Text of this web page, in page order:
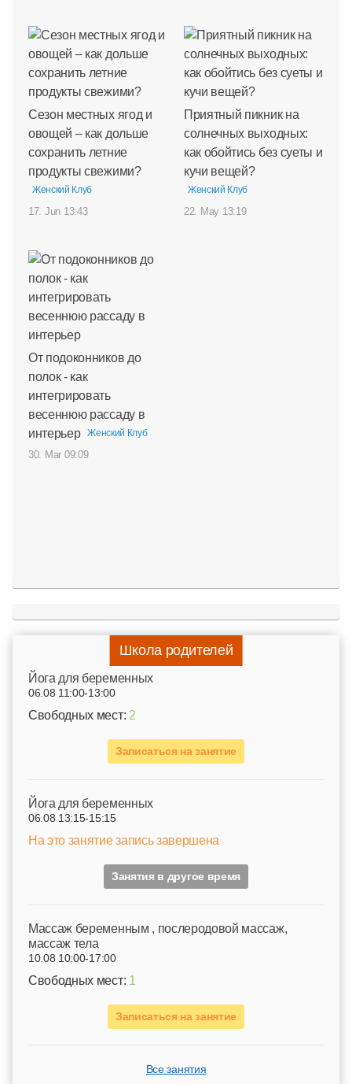
Сезон местных ягод и
овощей – как дольше
сохранить летние
продукты свежими?
Женский Клуб
17. Jun 13:43
Приятный пикник на
солнечных выходных:
как обойтись без суеты и
кучи вещей?
Женский Клуб
22. May 13:19
От подоконников до
полок - как
интегрировать
весеннюю рассаду в
интерьер
Женский Клуб
30. Mar 09:09
Школа родителей
Йога для беременных
06.08 11:00-13:00
Свободных мест: 2
Записаться на занятие
Йога для беременных
06.08 13:15-15:15
На это занятие запись завершена
Занятия в другое время
Mассаж беременным , послеродовой массаж,
массаж тела
10.08 10:00-17:00
Свободных мест: 1
Записаться на занятие
Все занятия